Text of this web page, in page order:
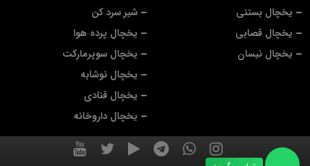
شیر سرد کن
یخچال پرده هوا
یخچال سوپرمارکت
یخچال نوشابه
یخچال قنادی
یخچال داروخانه
یخچال بستنی
یخچال قصابی
یخچال نیسان